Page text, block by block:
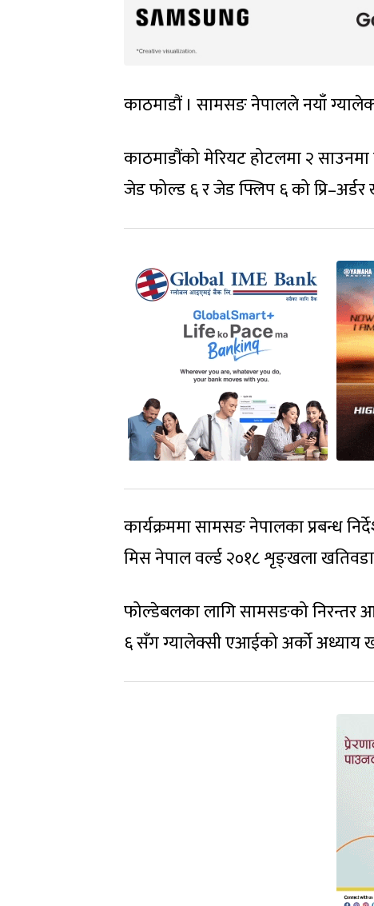
काठमाडौं । सामसङ नेपालले नयाँ
काठमाडौंको मेरियट होटलमा २
जेड फोल्ड ६ र जेड फ्लिप ६ को
कार्यक्रममा सामसङ नेपालका प्रबन्ध
मिस नेपाल वर्ल्ड २०१८ शृङ्खला
फोल्डेबलका लागि सामसङको निरन्तर
६ सँग ग्यालेक्सी एआईको अर्को अध्याय